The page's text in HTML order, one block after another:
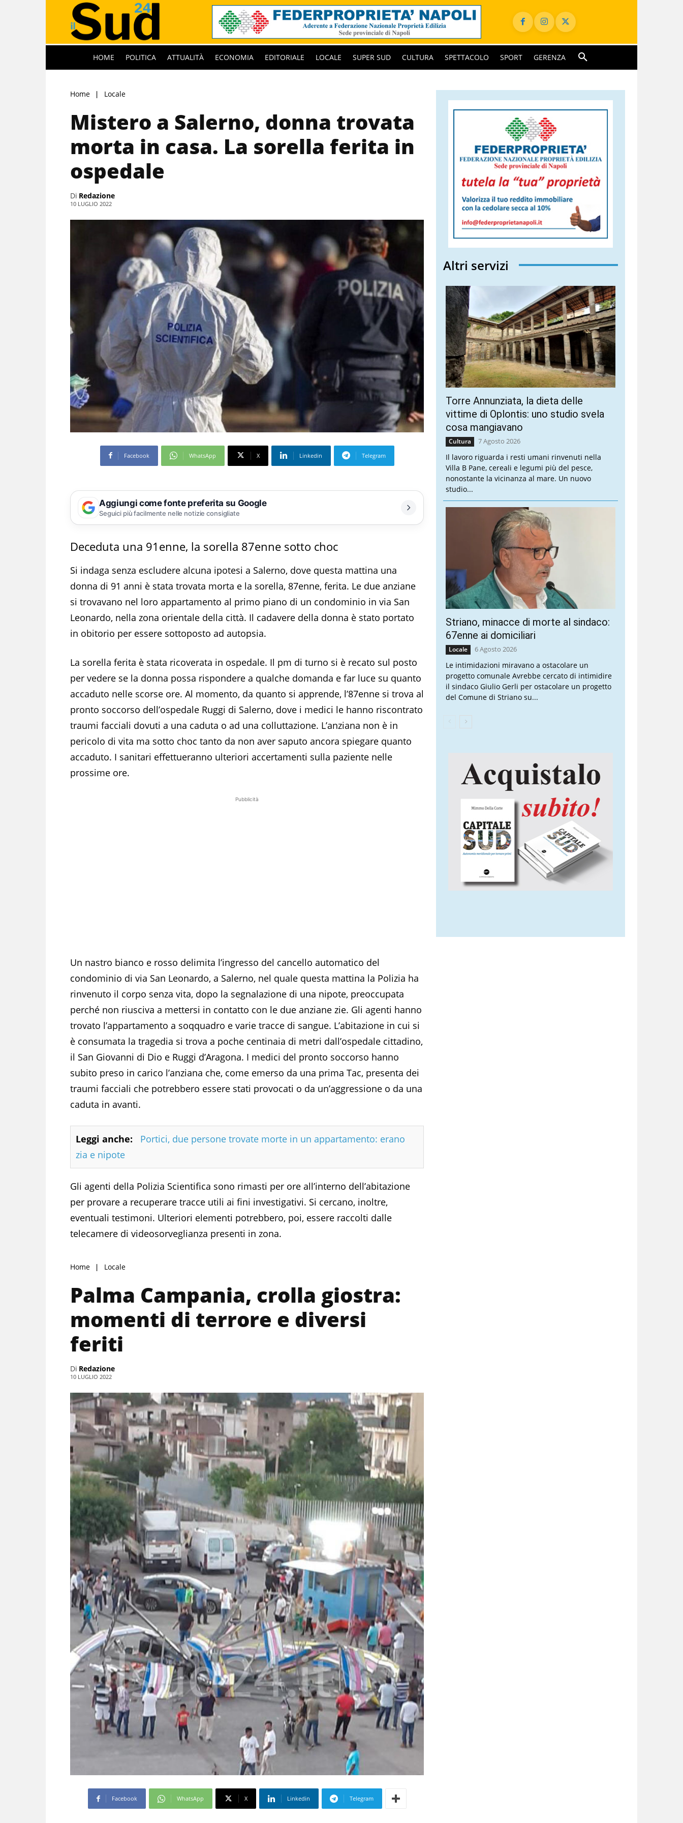
HOME POLITICA ATTUALITÀ ECONOMIA EDITORIALE LOCALE SUPER SUD CULTURA SPETTACOLO SPORT GERENZA
Home Locale
Mistero a Salerno, donna trovata
morta in casa. La sorella ferita in
ospedale
Di Redazione
10 LUGLIO 2022
Facebook WhatsApp X Linkedin Telegram
Aggiungi come fonte preferita su Google
Seguici più facilmente nelle notizie consigliate
Deceduta una 91enne, la sorella 87enne sotto choc
Si indaga senza escludere alcuna ipotesi a Salerno, dove questa mattina una
donna di 91 anni è stata trovata morta e la sorella, 87enne, ferita. Le due anziane
si trovavano nel loro appartamento al primo piano di un condominio in via San
Leonardo, nella zona orientale della città. Il cadavere della donna è stato portato
in obitorio per essere sottoposto ad autopsia.
La sorella ferita è stata ricoverata in ospedale. Il pm di turno si è recato sul posto
per vedere se la donna possa rispondere a qualche domanda e far luce su quanto
accaduto nelle scorse ore. Al momento, da quanto si apprende, l’87enne si trova al
pronto soccorso dell’ospedale Ruggi di Salerno, dove i medici le hanno riscontrato
traumi facciali dovuti a una caduta o ad una colluttazione. L’anziana non è in
pericolo di vita ma sotto choc tanto da non aver saputo ancora spiegare quanto
accaduto. I sanitari effettueranno ulteriori accertamenti sulla paziente nelle
prossime ore.
Pubblicità
Un nastro bianco e rosso delimita l’ingresso del cancello automatico del
condominio di via San Leonardo, a Salerno, nel quale questa mattina la Polizia ha
rinvenuto il corpo senza vita, dopo la segnalazione di una nipote, preoccupata
perché non riusciva a mettersi in contatto con le due anziane zie. Gli agenti hanno
trovato l’appartamento a soqquadro e varie tracce di sangue. L’abitazione in cui si
è consumata la tragedia si trova a poche centinaia di metri dall’ospedale cittadino,
il San Giovanni di Dio e Ruggi d’Aragona. I medici del pronto soccorso hanno
subito preso in carico l’anziana che, come emerso da una prima Tac, presenta dei
traumi facciali che potrebbero essere stati provocati o da un’aggressione o da una
caduta in avanti.
Leggi anche:
Portici, due persone trovate morte in un appartamento: erano
zia e nipote
Gli agenti della Polizia Scientifica sono rimasti per ore all’interno dell’abitazione
per provare a recuperare tracce utili ai fini investigativi. Si cercano, inoltre,
eventuali testimoni. Ulteriori elementi potrebbero, poi, essere raccolti dalle
telecamere di videosorveglianza presenti in zona.
Home Locale
Palma Campania, crolla giostra:
momenti di terrore e diversi
feriti
Di Redazione
10 LUGLIO 2022
Facebook WhatsApp X Linkedin Telegram
Altri servizi
Torre Annunziata, la dieta delle
vittime di Oplontis: uno studio svela
cosa mangiavano
Cultura 7 Agosto 2026
Il lavoro riguarda i resti umani rinvenuti nella
Villa B Pane, cereali e legumi più del pesce,
nonostante la vicinanza al mare. Un nuovo
studio...
Striano, minacce di morte al sindaco:
67enne ai domiciliari
Locale 6 Agosto 2026
Le intimidazioni miravano a ostacolare un
progetto comunale Avrebbe cercato di intimidire
il sindaco Giulio Gerli per ostacolare un progetto
del Comune di Striano su...